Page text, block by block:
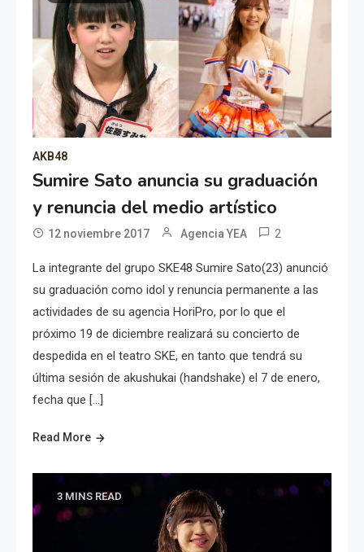
AKB48
Sumire Sato anuncia su graduación
y renuncia del medio artístico
12 noviembre 2017 Agencia YEA 2
La integrante del grupo SKE48 Sumire Sato(23) anunció
su graduación como idol y renuncia permanente a las
actividades de su agencia HoriPro, por lo que el
próximo 19 de diciembre realizará su concierto de
despedida en el teatro SKE, en tanto que tendrá su
última sesión de akushukai (handshake) el 7 de enero,
fecha que […]
Read More
3 MINS READ